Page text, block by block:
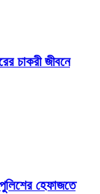
চাকরী জীবনে
হেফাজতে